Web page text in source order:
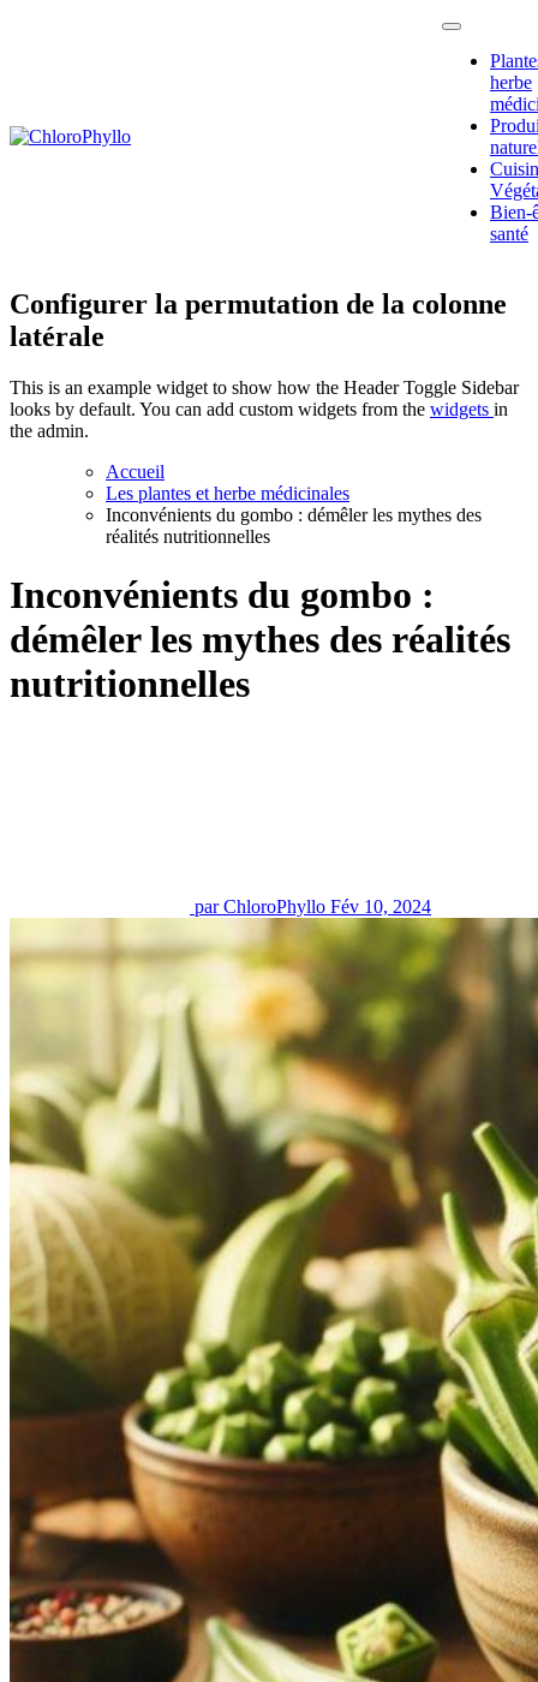
plantes et
légumes
pour notre
herbe
Bien-
santé
Configurer la permutation de la colonne
latérale
This is an example widget to show how the Header Toggle Sidebar
looks by default. You can add custom widgets from the widgets in
the admin.
Accueil
Les plantes et herbe médicinales
Inconvénients du gombo : démêler les mythes des
réalités nutritionnelles
Inconvénients du gombo :
démêler les mythes des réalités
nutritionnelles
par ChloroPhyllo Fév 10, 2024